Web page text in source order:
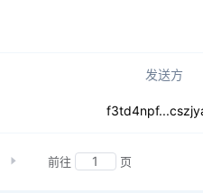
发送方
前往 页